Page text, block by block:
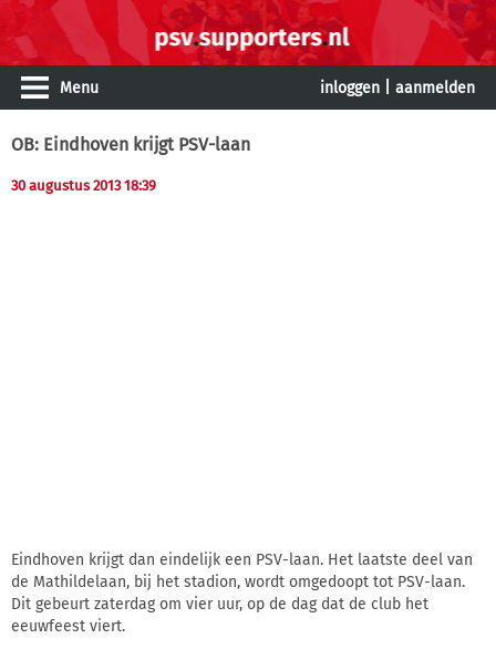
Menu inloggen aanmelden
OB: Eindhoven krijgt PSV-laan
30 augustus 2013 18:39
Eindhoven krijgt dan eindelijk een PSV-laan. Het laatste deel van
de Mathildelaan, bij het stadion, wordt omgedoopt tot PSV-laan.
Dit gebeurt zaterdag om vier uur, op de dag dat de club het
eeuwfeest viert.